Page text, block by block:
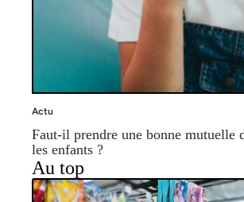
Actu
Faut-il prendre une bonne mutuelle
les enfants ?
Au top